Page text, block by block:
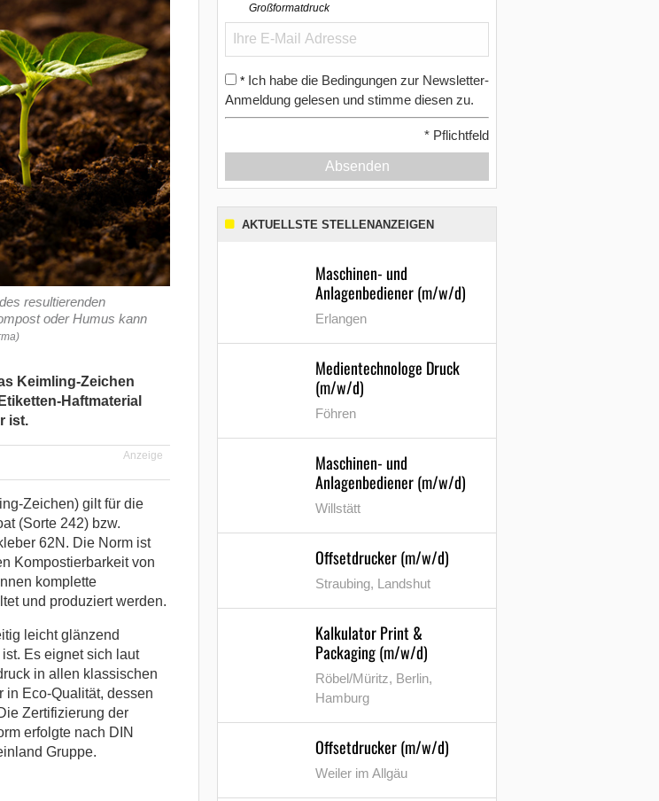
resultierenden
oder Humus kann
Keimling-Zeichen
Haftmaterial
ist.
Anzeige
Zeichen) gilt für die
(Sorte 242) bzw.
62N. Die Norm ist
Kompostierbarkeit von
komplette
und produziert werden.
leicht glänzend
Es eignet sich laut
in allen klassischen
in Eco-Qualität, dessen
Zertifizierung der
erfolgte nach DIN
Gruppe.
Großformatdruck
* Ich habe die Bedingungen zur Newsletter-
Anmeldung gelesen und stimme diesen zu.
* Pflichtfeld
Absenden
AKTUELLSTE STELLENANZEIGEN
Maschinen- und
Anlagenbediener (m/w/d)
Erlangen
Medientechnologe Druck
(m/w/d)
Föhren
Maschinen- und
Anlagenbediener (m/w/d)
Willstätt
Offsetdrucker (m/w/d)
Straubing, Landshut
Kalkulator Print &
Packaging (m/w/d)
Röbel/Müritz, Berlin,
Hamburg
Offsetdrucker (m/w/d)
Weiler im Allgäu